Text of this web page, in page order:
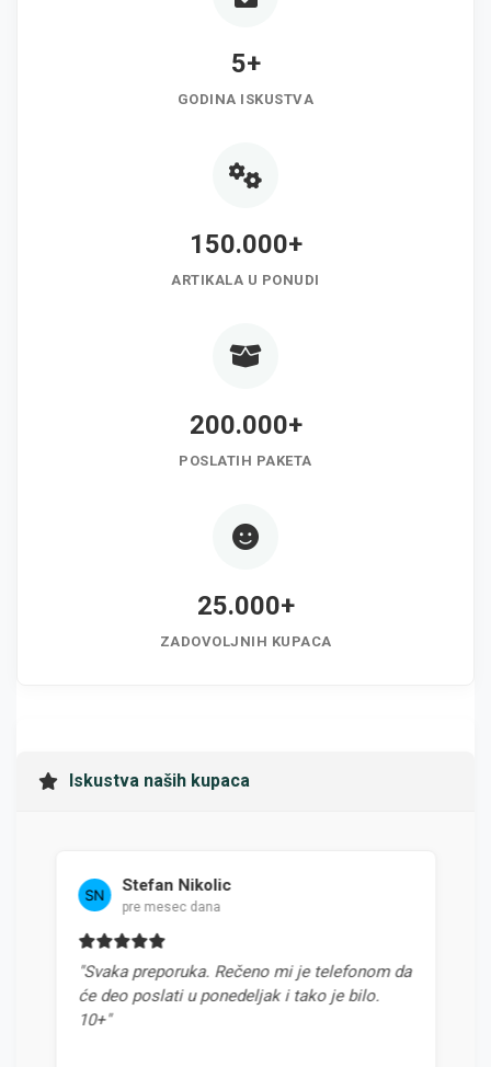
5+
GODINA ISKUSTVA
150.000+
ARTIKALA U PONUDI
200.000+
POSLATIH PAKETA
25.000+
ZADOVOLJNIH KUPACA
Iskustva naših kupaca
Stefan Nikolic
pre mesec dana
"Svaka preporuka. Rečeno mi je telefonom da
će deo poslati u ponedeljak i tako je bilo.
"Najbolja